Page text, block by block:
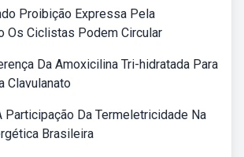
Proibição Expressa Pela
Os Ciclistas Podem Circular
Da Amoxicilina Tri-hidratada Para
Clavulanato
Participação Da Termeletricidade Na
Brasileira